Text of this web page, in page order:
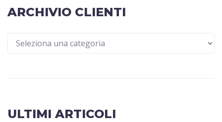
ARCHIVIO CLIENTI
ULTIMI ARTICOLI